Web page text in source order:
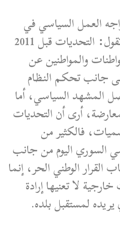
العمل السياسي في
سوريا قبل 2011 والآن، تقول: التحديات قبل 2011
والمواطنين عن
جانب تحكم النظام
المشهد السياسي، أما
أرى أن التحديات
فالكثير من
السوري اليوم من جانب
الوطني الحر، إنما
لا تعنيها إرادة
لمستقبل بلده.